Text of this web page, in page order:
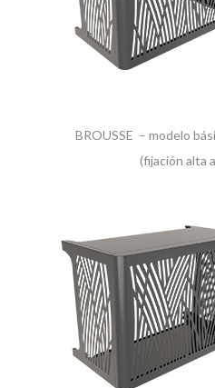
BROUSSE – modelo
(fijación alta